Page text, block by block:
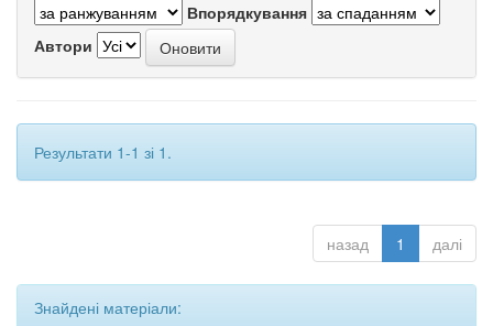
Впорядкування
Автори
Результати 1-1 зі 1.
назад 1 далі
Знайдені матеріали: